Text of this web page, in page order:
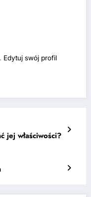
Edytuj swój profil
jej właściwości?